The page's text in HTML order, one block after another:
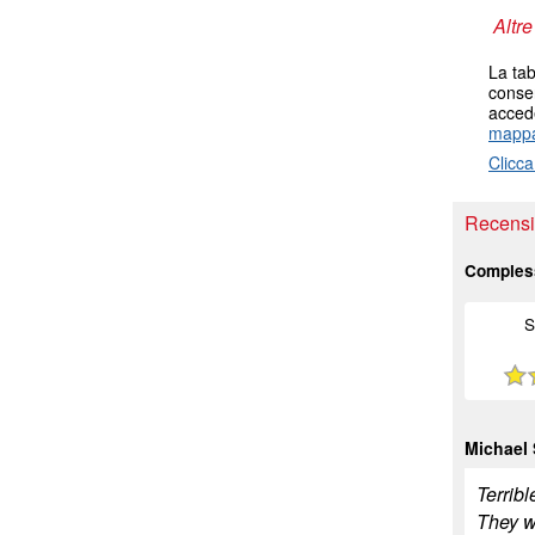
La
Michael
They